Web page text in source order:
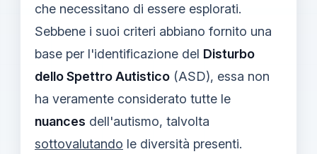
che necessitano di essere esplorati.
Sebbene i suoi criteri abbiano fornito una
base per l'identificazione del Disturbo
dello Spettro Autistico (ASD), essa non
ha veramente considerato tutte le
nuances dell'autismo, talvolta
sottovalutando le diversità presenti.